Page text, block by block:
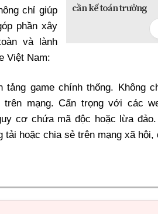
cần kế toán trưởng
chỉ giúp
phần xây
và lành
Việt Nam:
game chính thống. Không
mạng. Cẩn trọng với các
cơ chứa mã độc hoặc lừa
tải hoặc chia sẻ trên mạng xã hội,